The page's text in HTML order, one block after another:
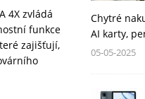
4X zvládá
funkce
zajišťují,
Chytré
AI karty,
05-05-2025